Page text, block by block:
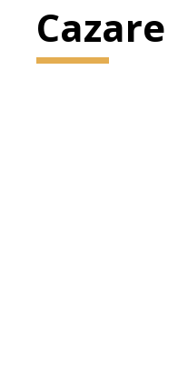
Cazare